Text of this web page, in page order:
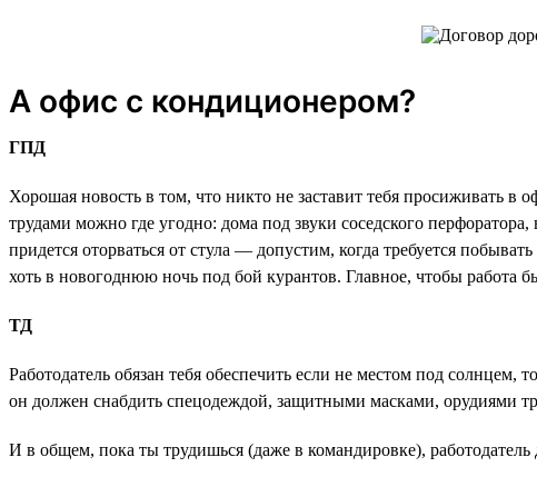
А офис с кондиционером?
ГПД
Хорошая новость в том, что никто не заставит тебя просиживать в
трудами можно где угодно: дома под звуки соседского
придется оторваться от стула — допустим, когда требуется
хоть в новогоднюю ночь под бой курантов. Главное, чтобы работа
ТД
Работодатель обязан тебя обеспечить если не местом под
он должен снабдить спецодеждой, защитными масками, орудиями
И в общем, пока ты трудишься (даже в командировке), работодатель